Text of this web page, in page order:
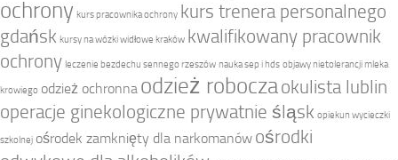
ochrony kurs pracownika ochrony kurs trenera personalnego
gdańsk kursy na wózki widłowe kraków kwalifikowany pracownik
ochrony leczenie bezdechu sennego rzeszów nauka sep i hds objawy nietolerancji mleka
krowiego odzież ochronna odzież roboczaokulista lublin
operacje ginekologiczne prywatnie śląsk opiekun wycieczki
szkolnej ośrodek zamknięty dla narkomanów ośrodki